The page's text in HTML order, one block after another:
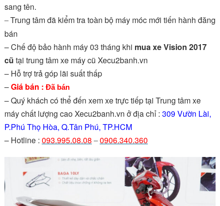
sang tên.
–Trung tâm đã kiểm tra toàn bộ máy móc mới tiến hành đăng
bán
– Chế độ bảo hành máy 03 tháng khi mua xe Vision 2017
cũ tại trung tâm xe máy cũ Xecu2banh.vn
– Hỗ trợ trả góp lãi suất thấp
–Giá bán : Đã bán
– Quý khách có thể đến xem xe trực tiếp tại Trung tâm xe
máy chất lượng cao Xecu2banh.vn ở địa chỉ : 309 Vườn Lài,
P.Phú Thọ Hòa, Q.Tân Phú, TP.HCM
– Hotline : 093.995.08.08 –0906.340.360